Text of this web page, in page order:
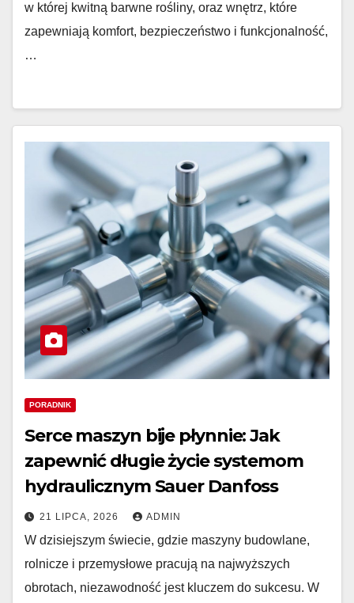
w której kwitną barwne rośliny, oraz wnętrz, które
zapewniają komfort, bezpieczeństwo i funkcjonalność,
…
PORADNIK
Serce maszyn bije płynnie: Jak
zapewnić długie życie systemom
hydraulicznym Sauer Danfoss
21 LIPCA, 2026 ADMIN
W dzisiejszym świecie, gdzie maszyny budowlane,
rolnicze i przemysłowe pracują na najwyższych
obrotach, niezawodność jest kluczem do sukcesu. W